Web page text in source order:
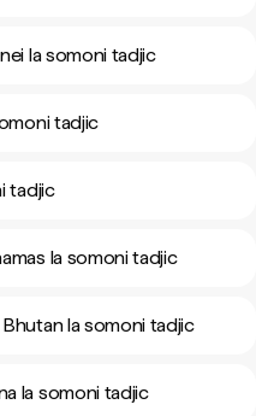
la somoni tadjic
tadjic
tadjic
la somoni tadjic
la somoni tadjic
la somoni tadjic